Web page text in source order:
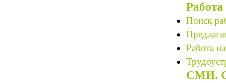
Поиск
Работа
СМИ.